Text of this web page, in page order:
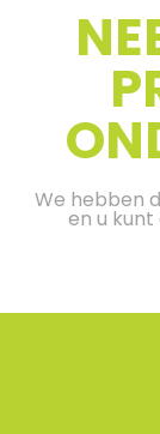
We hebben
en u